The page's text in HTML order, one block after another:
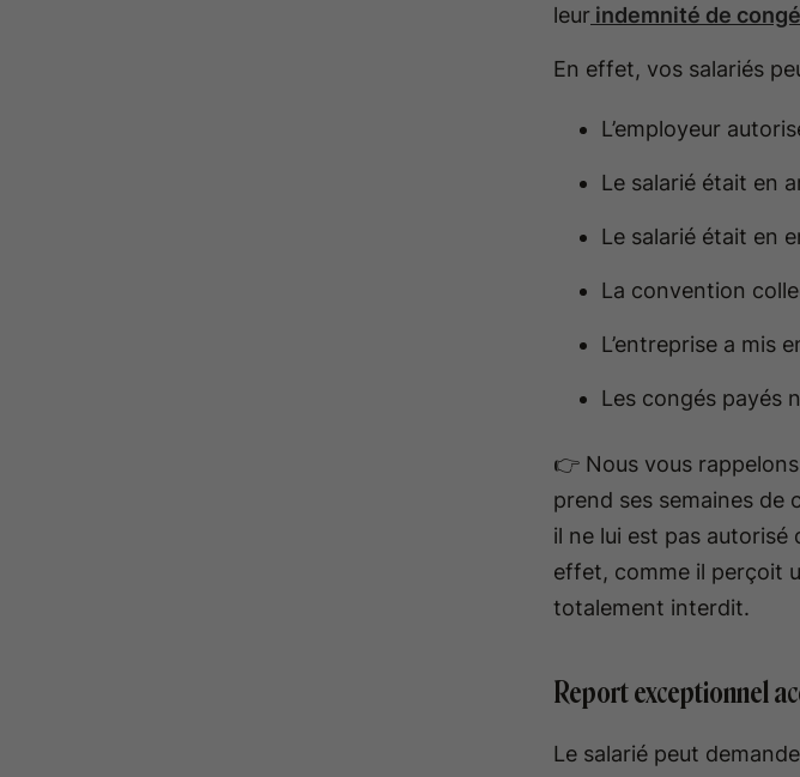
leur indemnité de
En effet, vos salariés
L’employeur
Le salarié était en
Le salarié était en
La convention
L’entreprise a mis
Les congés payés
👉 Nous vous
prend ses semaines de
il ne lui est pas
effet, comme il perçoit
totalement interdit.
Report exceptionnel
Le salarié peut